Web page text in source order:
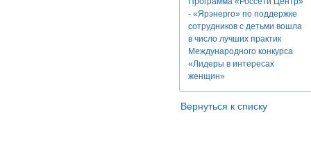
- «Ярэнерго» по поддержке
сотрудников с детьми вошла
в число лучших практик
Международного конкурса
«Лидеры в интересах
женщин»
Вернуться к списку